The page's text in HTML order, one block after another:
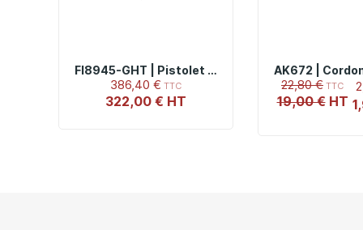
FI8945-GHT | Pistolet De Test Haute Tension Pour FI 89x5, FI 90x5, FI 91x5 Avec Câble 2 M
386,40 €
322,00 €
22,80 €
19,00 €